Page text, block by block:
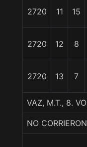
2720 11 15
2720 12 8
2720 13 7
VAZ, M.T., 8.
NO